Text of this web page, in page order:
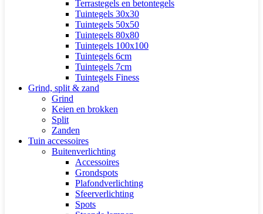
Terrastegels en betontegels
Tuintegels 30x30
Tuintegels 50x50
Tuintegels 80x80
Tuintegels 100x100
Tuintegels 6cm
Tuintegels 7cm
Tuintegels Finess
Grind, split & zand
Grind
Keien en brokken
Split
Zanden
Tuin accessoires
Buitenverlichting
Accessoires
Grondspots
Plafondverlichting
Sfeerverlichting
Spots